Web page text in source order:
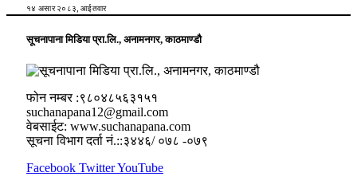
१४ असार २०८३, आईतवार
सूचनापाना मिडिया प्रा.लि., अनामनगर, काठमाण्डौ
फोन नम्बर :९८०४८५६३१५१
suchanapana12@gmail.com
वेबसाईट: www.suchanapana.com
सूचना विभाग दर्ता नं.::३४४६/ ०७८ -०७९
Facebook TwitterYouTube